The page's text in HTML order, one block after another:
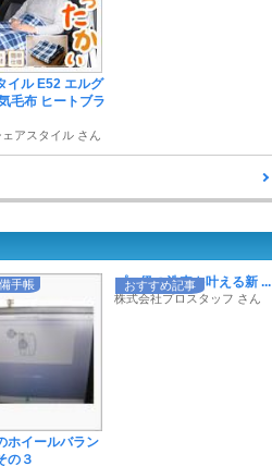
イル E52 エルグ
毛布 ヒートブラ
アスタイル さん
手帳
ホイールバラン
の３
おすすめ記事
プロ級の洗車を叶える新 ...
株式会社プロスタッフ さん